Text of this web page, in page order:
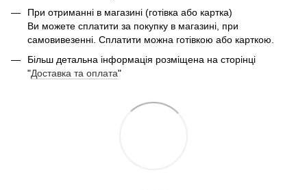
При отриманні в магазині (готівка або картка)
Ви можете сплатити за покупку в магазині, при
самовивезенні. Сплатити можна готівкою або карткою.
Більш детальна інформація розміщена на сторінці
"Доставка та оплата"